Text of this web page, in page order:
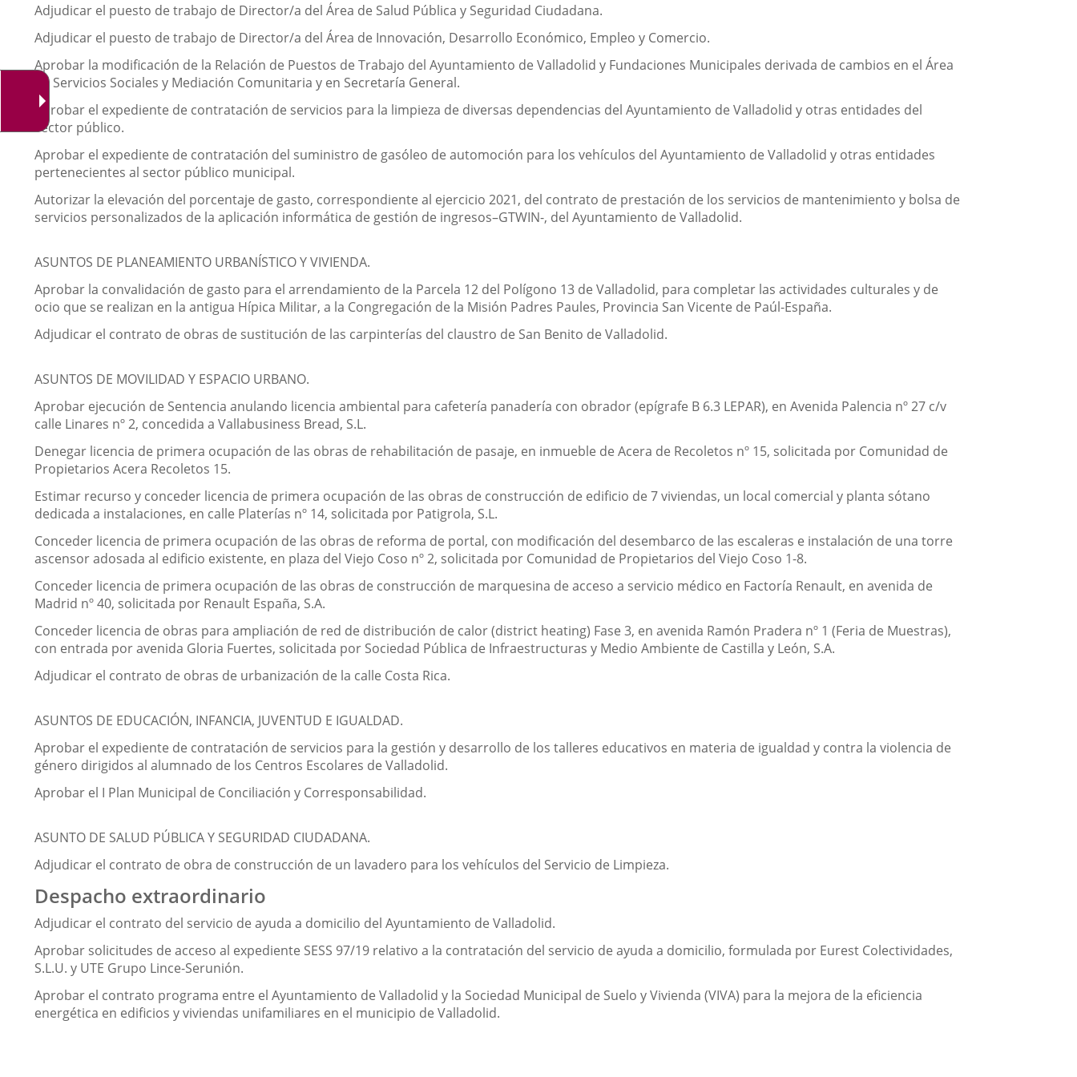
Adjudicar el puesto de trabajo de Director/a del Área de Salud Pública y Seguridad Ciudadana.
Adjudicar el puesto de trabajo de Director/a del Área de Innovación, Desarrollo Económico, Empleo y Comercio.
Aprobar la modificación de la Relación de Puestos de Trabajo del Ayuntamiento de Valladolid y Fundaciones Municipales derivada de cambios en el Área
de Servicios Sociales y Mediación Comunitaria y en Secretaría General.
Aprobar el expediente de contratación de servicios para la limpieza de diversas dependencias del Ayuntamiento de Valladolid y otras entidades del
sector público.
Aprobar el expediente de contratación del suministro de gasóleo de automoción para los vehículos del Ayuntamiento de Valladolid y otras entidades
pertenecientes al sector público municipal.
Autorizar la elevación del porcentaje de gasto, correspondiente al ejercicio 2021, del contrato de prestación de los servicios de mantenimiento y bolsa de
servicios personalizados de la aplicación informática de gestión de ingresos–GTWIN-, del Ayuntamiento de Valladolid.
ASUNTOS DE PLANEAMIENTO URBANÍSTICO Y VIVIENDA.
Aprobar la convalidación de gasto para el arrendamiento de la Parcela 12 del Polígono 13 de Valladolid, para completar las actividades culturales y de
ocio que se realizan en la antigua Hípica Militar, a la Congregación de la Misión Padres Paules, Provincia San Vicente de Paúl-España.
Adjudicar el contrato de obras de sustitución de las carpinterías del claustro de San Benito de Valladolid.
ASUNTOS DE MOVILIDAD Y ESPACIO URBANO.
Aprobar ejecución de Sentencia anulando licencia ambiental para cafetería panadería con obrador (epígrafe B 6.3 LEPAR), en Avenida Palencia nº 27 c/v
calle Linares nº 2, concedida a Vallabusiness Bread, S.L.
Denegar licencia de primera ocupación de las obras de rehabilitación de pasaje, en inmueble de Acera de Recoletos nº 15, solicitada por Comunidad de
Propietarios Acera Recoletos 15.
Estimar recurso y conceder licencia de primera ocupación de las obras de construcción de edificio de 7 viviendas, un local comercial y planta sótano
dedicada a instalaciones, en calle Platerías nº 14, solicitada por Patigrola, S.L.
Conceder licencia de primera ocupación de las obras de reforma de portal, con modificación del desembarco de las escaleras e instalación de una torre
ascensor adosada al edificio existente, en plaza del Viejo Coso nº 2, solicitada por Comunidad de Propietarios del Viejo Coso 1-8.
Conceder licencia de primera ocupación de las obras de construcción de marquesina de acceso a servicio médico en Factoría Renault, en avenida de
Madrid nº 40, solicitada por Renault España, S.A.
Conceder licencia de obras para ampliación de red de distribución de calor (district heating) Fase 3, en avenida Ramón Pradera nº 1 (Feria de Muestras),
con entrada por avenida Gloria Fuertes, solicitada por Sociedad Pública de Infraestructuras y Medio Ambiente de Castilla y León, S.A.
Adjudicar el contrato de obras de urbanización de la calle Costa Rica.
ASUNTOS DE EDUCACIÓN, INFANCIA, JUVENTUD E IGUALDAD.
Aprobar el expediente de contratación de servicios para la gestión y desarrollo de los talleres educativos en materia de igualdad y contra la violencia de
género dirigidos al alumnado de los Centros Escolares de Valladolid.
Aprobar el I Plan Municipal de Conciliación y Corresponsabilidad.
ASUNTO DE SALUD PÚBLICA Y SEGURIDAD CIUDADANA.
Adjudicar el contrato de obra de construcción de un lavadero para los vehículos del Servicio de Limpieza.
Despacho extraordinario
Adjudicar el contrato del servicio de ayuda a domicilio del Ayuntamiento de Valladolid.
Aprobar solicitudes de acceso al expediente SESS 97/19 relativo a la contratación del servicio de ayuda a domicilio, formulada por Eurest Colectividades,
S.L.U. y UTE Grupo Lince-Serunión.
Aprobar el contrato programa entre el Ayuntamiento de Valladolid y la Sociedad Municipal de Suelo y Vivienda (VIVA) para la mejora de la eficiencia
energética en edificios y viviendas unifamiliares en el municipio de Valladolid.